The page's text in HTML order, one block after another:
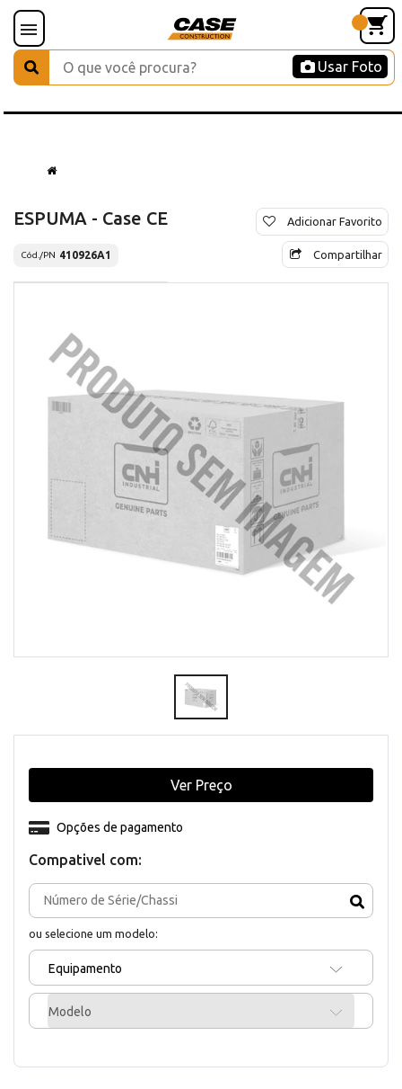
Usar Foto
ESPUMA - Case CE
Cód./PN 410926A1
Adicionar Favorito
Compartilhar
Compativel com:
ou selecione um modelo:
Equipamento
Modelo
Opções de pagamento
Ver Preço